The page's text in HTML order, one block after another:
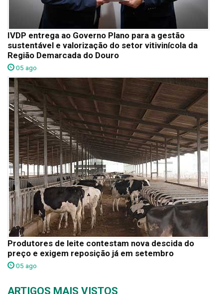
IVDP entrega ao Governo Plano para a gestão
sustentável e valorização do setor vitivinícola da
Região Demarcada do Douro
05 ago
Produtores de leite contestam nova descida do
preço e exigem reposição já em setembro
05 ago
ARTIGOS MAIS VISTOS